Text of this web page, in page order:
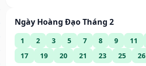
Ngày Hoàng Đạo Tháng 2
1 2 3 5 7 8 9 11
17
19 20 21 23 25 26